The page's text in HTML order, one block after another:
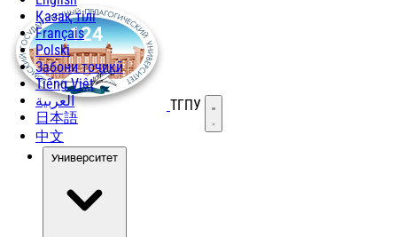
Қазақ тілі
Français
Polski
Забони тоҷикӣ
Tiếng Việt
العربية
日本語
中文
ТГПУ Открыть меню
Университет